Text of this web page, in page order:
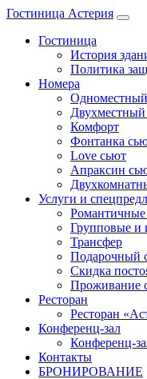
Гостиница Астерия
Гостиница
История
Политика
Номера
Одноместный
Двухместный
Комфорт
Фонтанка
Love сьют
Апраксин
Услуги и
Групповые и
Трансфер
Подарочный
Скидка
Проживание
Ресторан
Ресторан
Конференц-зал
Конференц-
Контакты
БРОНИРОВАНИЕ